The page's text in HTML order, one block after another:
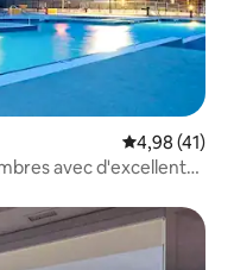
Note
4,98 (41)
avec d'excellents